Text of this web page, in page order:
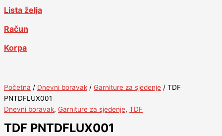
Lista želja
Račun
Korpa
Početna / Dnevni boravak / Garniture za sjedenje / TDF
PNTDFLUX001
Dnevni boravak, Garniture za sjedenje, TDF
TDF PNTDFLUX001